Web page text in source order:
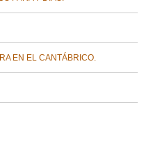
EN EL CANTÁBRICO.